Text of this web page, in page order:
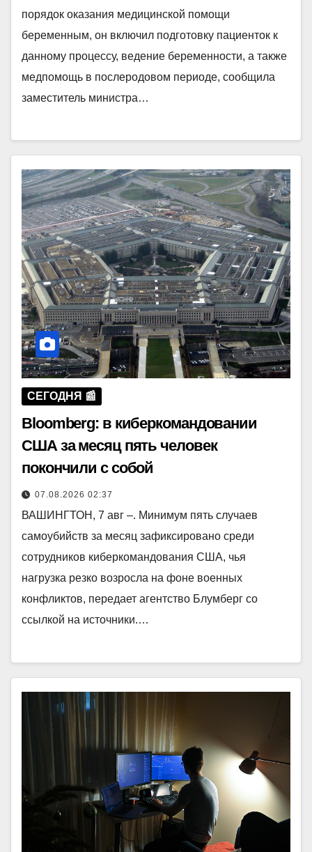
порядок оказания медицинской помощи
беременным, он включил подготовку пациенток к
данному процессу, ведение беременности, а также
медпомощь в послеродовом периоде, сообщила
заместитель министра…
СЕГОДНЯ 📰
Bloomberg: в киберкомандовании
США за месяц пять человек
покончили с собой
07.08.2026 02:37
ВАШИНГТОН, 7 авг –. Минимум пять случаев
самоубийств за месяц зафиксировано среди
сотрудников киберкомандования США, чья
нагрузка резко возросла на фоне военных
конфликтов, передает агентство Блумберг со
ссылкой на источники.…